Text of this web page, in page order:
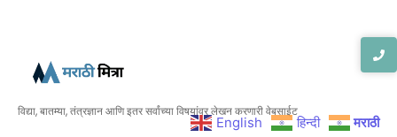
विद्या, बातम्या, तंत्रज्ञान आणि इतर सर्वांच्या विषयांवर लेखन करणारी वेबसाईट
English हिन्दी मराठी